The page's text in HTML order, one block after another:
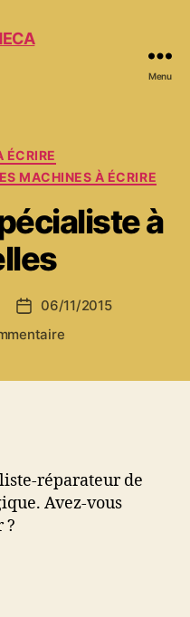
Menu
ÉCRIRE
MACHINES À ÉCRIRE
à
Date
de
06/11/2015
sur
réparateur de
Avez-vous
?